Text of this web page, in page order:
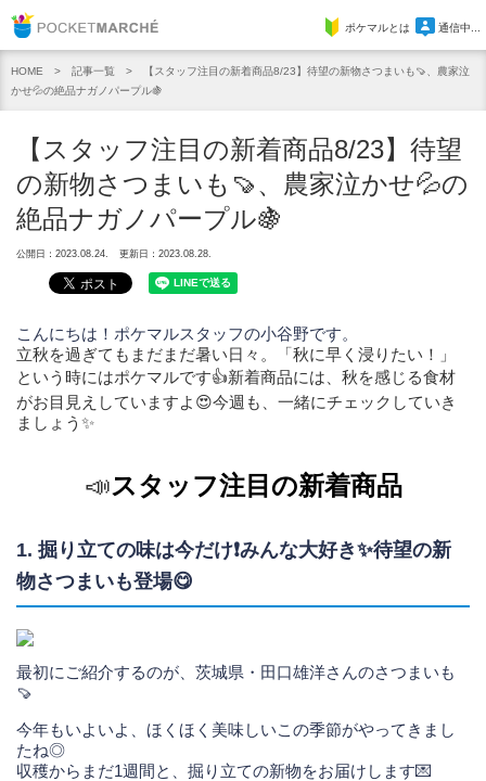
Pocket Marcheポケマルとは 通信中...
HOME 記事一覧
【スタッフ注目の新着商品8/23】待望の新物さつまいも🍠、農家泣
かせ💦の絶品ナガノパープル🍇
【スタッフ注目の新着商品8/23】待望
の新物さつまいも🍠、農家泣かせ💦の
絶品ナガノパープル🍇
公開日：2023.08.24. 更新日：2023.08.28.
こんにちは！ポケマルスタッフの小谷野です。
立秋を過ぎてもまだまだ暑い日々。「秋に早く浸りたい！」
という時にはポケマルです👍新着商品には、秋を感じる食材
がお目見えしていますよ😍今週も、一緒にチェックしていき
ましょう✨
📣スタッフ注目の新着商品
1. 掘り立ての味は今だけ❗みんな大好き✨待望の新
物さつまいも登場😋
最初にご紹介するのが、茨城県・田口雄洋さんのさつまいも
🍠
今年もいよいよ、ほくほく美味しいこの季節がやってきまし
たね◎
収穫からまだ1週間と、掘り立ての新物をお届けします💌